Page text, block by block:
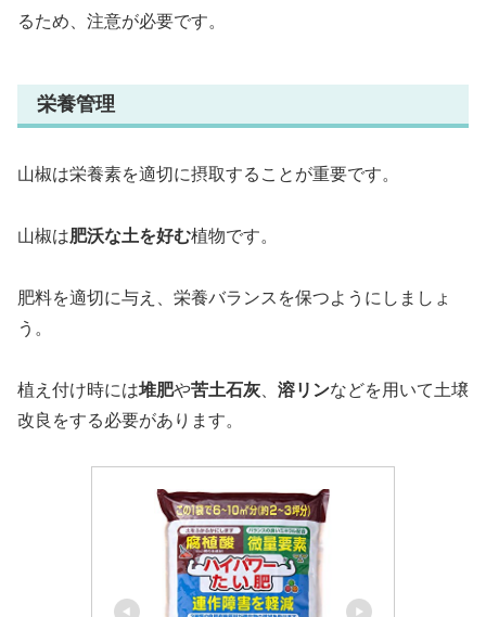
るため、注意が必要です。
栄養管理
山椒は栄養素を適切に摂取することが重要です。
山椒は肥沃な土を好む植物です。
肥料を適切に与え、栄養バランスを保つようにしましょ
う。
植え付け時には堆肥や苦土石灰 溶リンなどを用いて土壌
改良をする必要があります。